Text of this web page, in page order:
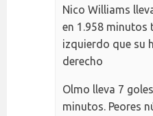
Nico Williams
en 1.958 minutos
izquierdo que su
derecho
Olmo lleva 7
minutos. Peores